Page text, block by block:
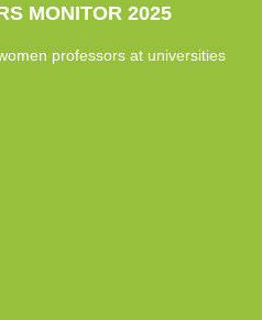
MONITOR 2025
professors at universities